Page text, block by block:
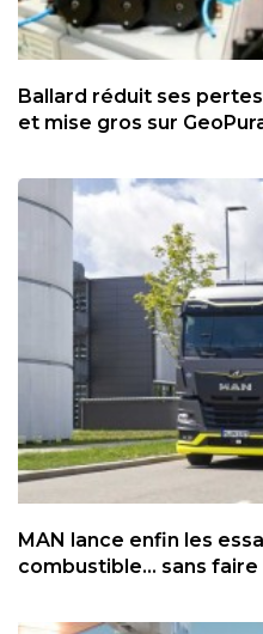
Ballard réduit ses
et mise gros sur
MAN lance enfin les
combustible... sans